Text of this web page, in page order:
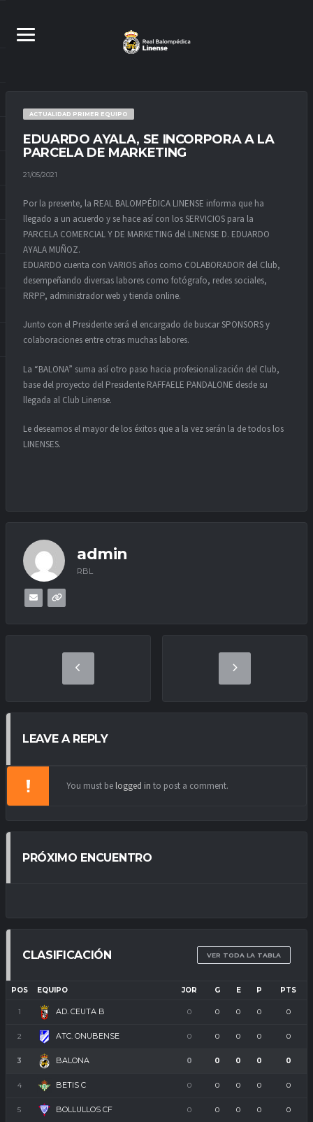
ACTUALIDAD PRIMER EQUIPO
EDUARDO AYALA, SE INCORPORA A LA
PARCELA DE MARKETING
21/05/2021
Por la presente, la REAL BALOMPÉDICA LINENSE informa que ha
llegado a un acuerdo y se hace así con los SERVICIOS para la
PARCELA COMERCIAL Y DE MARKETING del LINENSE D. EDUARDO
AYALA MUÑOZ.
EDUARDO cuenta con VARIOS años como COLABORADOR del Club,
desempeñando diversas labores como fotógrafo, redes sociales,
RRPP, administrador web y tienda online.
Junto con el Presidente será el encargado de buscar SPONSORS y
colaboraciones entre otras muchas labores.
La “BALONA” suma así otro paso hacia profesionalización del Club,
base del proyecto del Presidente RAFFAELE PANDALONE desde su
llegada al Club Linense.
Le deseamos el mayor de los éxitos que a la vez serán la de todos los
LINENSES.
admin
RBL
LEAVE A REPLY
You must be logged in to post a comment.
PRÓXIMO ENCUENTRO
CLASIFICACIÓN VER TODA LA TABLA
POS EQUIPO JOR G E P PTS
1 AD. CEUTA B 0 0 0 0 0
2 ATC. ONUBENSE 0 0 0 0 0
3 BALONA 0 0 0 0 0
4 BETIS C 0 0 0 0 0
5 BOLLULLOS CF 0 0 0 0 0